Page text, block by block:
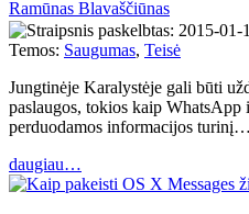
Ramūnas Blavaščiūnas
Temos: Saugumas, Teisė
Jungtinėje Karalystėje gali būti
paslaugos, tokios kaip
perduodamos informacijos turinį…
daugiau…